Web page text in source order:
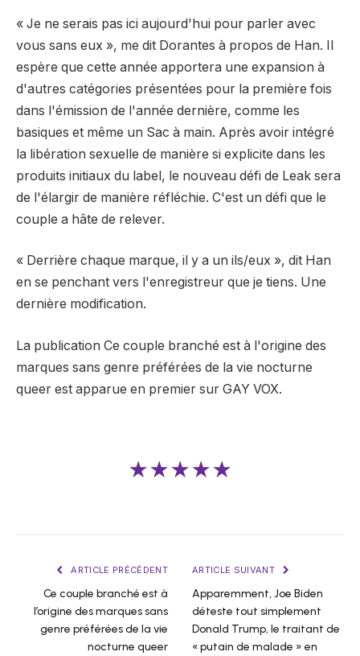
« Je ne serais pas ici aujourd'hui pour parler avec
vous sans eux », me dit Dorantes à propos de Han. Il
espère que cette année apportera une expansion à
d'autres catégories présentées pour la première fois
dans l'émission de l'année dernière, comme les
basiques et même un Sac à main. Après avoir intégré
la libération sexuelle de manière si explicite dans les
produits initiaux du label, le nouveau défi de Leak sera
de l'élargir de manière réfléchie. C'est un défi que le
couple a hâte de relever.
« Derrière chaque marque, il y a un ils/eux », dit Han
en se penchant vers l'enregistreur que je tiens. Une
dernière modification.
La publication Ce couple branché est à l'origine des
marques sans genre préférées de la vie nocturne
queer est apparue en premier sur GAY VOX.
★★★★★
ARTICLE PRÉCÉDENT
Ce couple branché est à
l’origine des marques sans
genre préférées de la vie
nocturne queer
ARTICLE SUIVANT
Apparemment, Joe Biden
déteste tout simplement
Donald Trump, le traitant de
« putain de malade » en